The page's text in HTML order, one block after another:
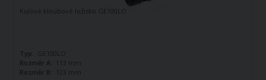
Kulové kloubové ložisko GE100LO
Typ:
GE100LO
Rozměr A:
113 mm
Rozměr B:
123 mm